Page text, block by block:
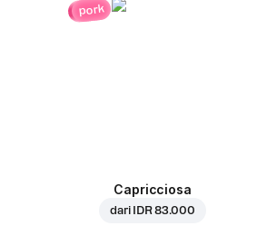
pork
Capricciosa
dari IDR 83.000